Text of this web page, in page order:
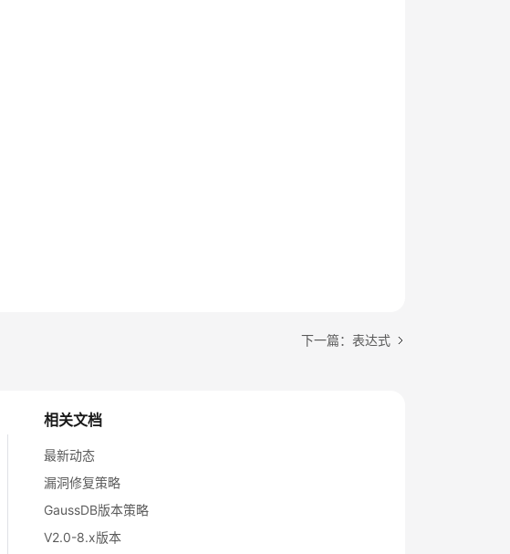
下一篇：表达式
相关文档
最新动态
漏洞修复策略
GaussDB版本策略
V2.0-8.x版本